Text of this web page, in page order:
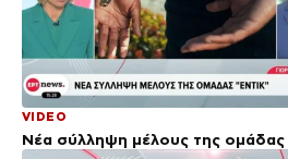
VIDEO
Νέα σύλληψη μέλους της ομάδας